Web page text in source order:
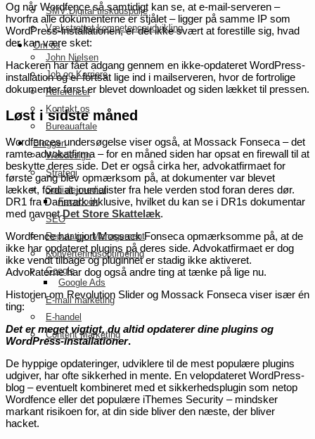
SMV:Digital tilskudspulje
Vækstrettet kompetenceudvikling
Om os
John Nielsen
Job og Karriere
Referencer
Kontakt os
Bureauaftale
Bloggen
Webdesign
Strategi
Sociale medier
Facebook
SEO
Reputation Management
Konverteringsoptimering
Google
Google Ads
E-mail marketing
E-handel
Content Marketing
Og når Wordfence så samtidigt kan se, at e-mail-serveren –
hvorfra alle dokumenterne er stjålet – ligger på samme IP som
WordPress-installationen, er det ikke svært at forestille sig, hvad
der kan være sket:
Hackeren har fået adgang gennem en ikke-opdateret WordPress-
installation og er fortsat lige ind i mailserveren, hvor de fortrolige
dokumenter først er blevet downloadet og siden lækket til pressen.
Løst i sidste måned
Wordfences undersøgelse viser også, at Mossack Fonseca – det
ramte advokatfirma – for en måned siden har opsat en firewall til at
beskytte deres side. Det er også cirka her, advokatfirmaet for
første gang blev opmærksom på, at dokumenter var blevet
lækket, fordi at journalister fra hele verden stod foran deres dør.
DR1 fra Danmark inklusive, hvilket du kan se i DR1s dokumentar
med navnetDet Store Skattelæk.
Wordfence har gjort Mossack Fonseca opmærksomme på, at de
ikke har opdateret plugins på deres side. Advokatfirmaet er dog
ikke vendt tilbage og pluginnet er stadig ikke aktiveret.
Advokaterne har dog også andre ting at tænke på lige nu.
Historien om Revolution Slider og Mossack Fonseca viser især én
ting:
Det er meget vigtigt, du altid opdaterer dine plugins og
WordPress-installationer.
De hyppige opdateringer, udviklere til de mest populære plugins
udgiver, har ofte sikkerhed in mente. En velopdateret WordPress-
blog – eventuelt kombineret med et sikkerhedsplugin som netop
Wordfence eller det populære iThemes Security – mindsker
markant risikoen for, at din side bliver den næste, der bliver
hacket.